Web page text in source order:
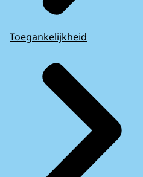
Toegankelijkheid